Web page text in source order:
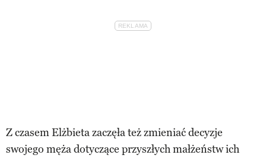
Z czasem Elżbieta zaczęła też zmieniać decyzje
swojego męża dotyczące przyszłych małżeństw ich